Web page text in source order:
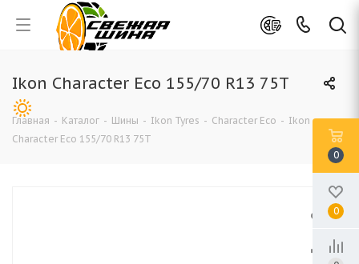
Ikon Character Eco 155/70 R13 75T
Главная - Каталог - Шины - Ikon Tyres - Character Eco - Ikon
Character Eco 155/70 R13 75T
0
0